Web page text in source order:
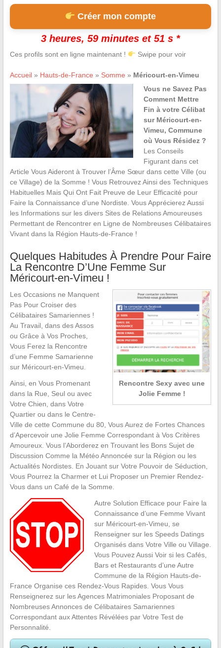
Créer mon compte
3 heures, 59 minutes et 50 s *
Ces profils sont en ligne maintenant ! Swipe pour voir
Accueil» Hauts-de-France » Somme » Méricourt-en-Vimeu
Vous ne Savez Pas
Comment Mettre
Fin à votre Célibat
sur Méricourt-en-
Vimeu, Commune
où Vous Résidez ?
Les Conseils
Figurant dans cet
Article Vous Aideront à Trouver l’Âme Sœur dans cette Ville (ou
ce Village) de la Somme ! Vous Retrouvez Ainsi des Techniques
Habituelles Mais Qui Ont Fait Preuve de Leur Efficacité pour
Faire la Connaissance d’une Nordiste. Vous Apprécierez Aussi
les Informations sur les divers Sites de Relations Amoureuses
Permettant de Rencontrer en Ligne de Nombreuses Célibataires
Vivant dans la Région Hauts-de-France !
Quelques Habitudes À Prendre Pour Faire
La Rencontre D’Une Femme Sur
Méricourt-en-Vimeu !
Rencontre Sexy avec une
Jolie Femme !
Les Occasions ne Manquent
Pas Pour Croiser des
Célibataires Samariennes !
Au Travail, dans des Assos
ou Grâce à Vos Proches,
Vous Ferez la Rencontre
d’une Femme Samarienne
sur Méricourt-en-Vimeu.
Ainsi, en Vous Promenant
dans la Rue, Seul ou avec
Votre Chien, dans Votre
Quartier ou dans le Centre-
Ville de cette Commune du 80, Vous Aurez de Fortes Chances
d’Apercevoir une Jolie Femme Correspondant à Vos Critères
Amoureux. Vous l’Aborderez en Trouvant les Bons Sujet de
Discussion Comme la Météo Annoncée sur la Région ou les
Actualités Nordistes. En Jouant sur Votre Pouvoir de Séduction,
Vous Pourrez la Charmer et Lui Proposer un Premier Rendez-
Vous dans un Café de la Somme.
Autre Solution Efficace pour Faire la
Connaissance d’une Femme Vivant
sur Méricourt-en-Vimeu, se
Renseigner sur les Speeds Datings
Organisés dans Votre Ville ou Village.
Vous Pouvez Aussi Voir si les Cafés,
Bars et Restaurants d’une Autre
Commune de la Région Hauts-de-
France Organise ces Rendez-Vous Rapides. Vous Vous
Renseignerez sur les Agences Matrimoniales Proposant de
Nombreuses Annonces de Célibataires Samariennes
Correspondant aux Attentes Révélées par Votre Test de
Personnalité.